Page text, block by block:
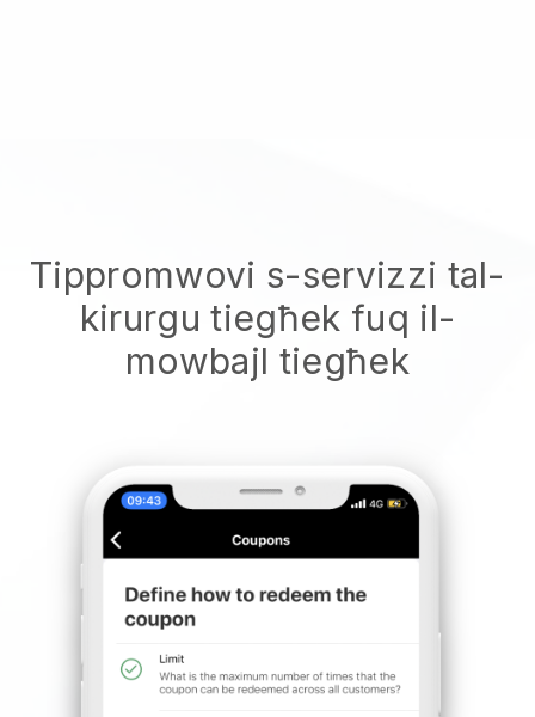
Tippromwovi s-servizzi tal-
kirurgu tiegħek fuq il-
mowbajl tiegħek